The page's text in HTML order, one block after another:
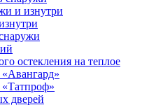
и изнутри
остекления на теплое
дверей